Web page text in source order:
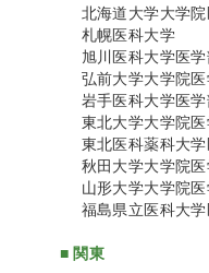
北海道大学大学
札幌医科大学
旭川医科大学医
弘前大学大学院
岩手医科大学医
東北大学大学院
東北医科薬科大
秋田大学大学院
山形大学大学院
福島県立医科大
■ 関東